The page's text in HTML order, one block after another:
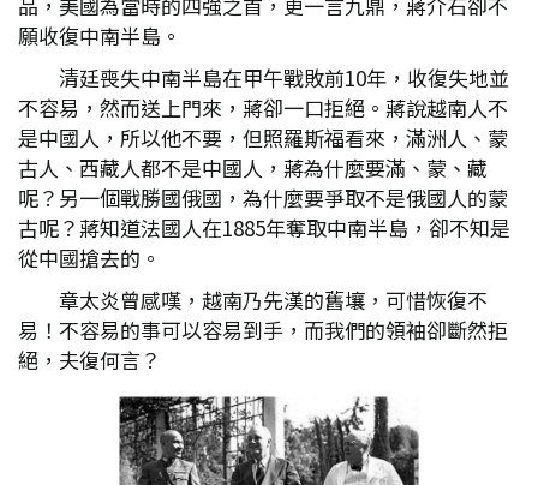
願收復中南半島。
清廷喪失中南半島在甲午戰敗前10年，收復失地並
不容易，然而送上門來，蔣卻一口拒絕。蔣說越南人不
是中國人，所以他不要，但照羅斯福看來，滿洲人、蒙
古人、西藏人都不是中國人，蔣為什麼要滿、蒙、藏
呢？另一個戰勝國俄國，為什麼要爭取不是俄國人的蒙
古呢？蔣知道法國人在1885年奪取中南半島，卻不知是
從中國搶去的。
章太炎曾感嘆，越南乃先漢的舊壤，可惜恢復不
易！不容易的事可以容易到手，而我們的領袖卻斷然拒
絕，夫復何言？